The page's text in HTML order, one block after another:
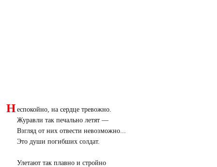
Н еспокойно, на сердце тревожно.
Журавли так печально летят —
Взгляд от них отвести невозможно...
Это души погибших солдат.
Улетают так плавно и стройно